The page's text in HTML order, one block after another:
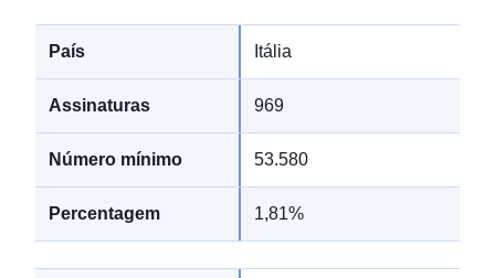
Itália
969
53.580
1,81%